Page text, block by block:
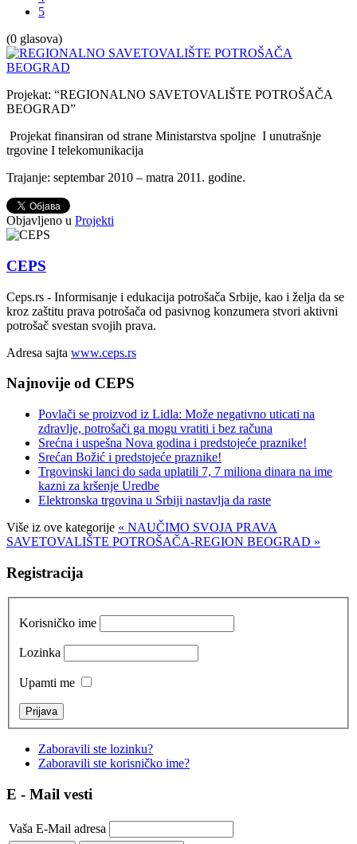
5
(0 glasova)
Projekat: “REGIONALNO SAVETOVALIŠTE POTROŠAČA
BEOGRAD”
Projekat finansiran od strane Ministarstva spoljne I unutrašnje
trgovine I telekomunikacija
Trajanje: septembar 2010 – matra 2011. godine.
Objavljeno u Projekti
CEPS
Ceps.rs - Informisanje i edukacija potrošača Srbije, kao i želja da se
kroz zaštitu prava potrošača od pasivnog konzumera stvori aktivni
potrošač svestan svojih prava.
Adresa sajta www.ceps.rs
Najnovije od CEPS
Povlači se proizvod iz Lidla: Može negativno uticati na
zdravlje, potrošači ga mogu vratiti i bez računa
Srećna i uspešna Nova godina i predstojeće praznike!
Srećan Božić i predstojeće praznike!
Trgovinski lanci do sada uplatili 7, 7 miliona dinara na ime
kazni za kršenje Uredbe
Elektronska trgovina u Srbiji nastavlja da raste
Više iz ove kategorije « NAUČIMO SVOJA PRAVA
SAVETOVALIŠTE POTROŠAČA-REGION BEOGRAD »
Registracija
Korisničko ime
Lozinka
Upamti me
Zaboravili ste lozinku?
Zaboravili ste korisničko ime?
E - Mail vesti
Vaša E-Mail adresa